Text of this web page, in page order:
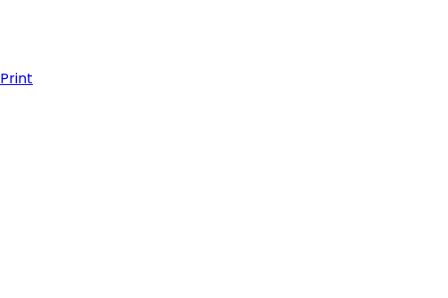
Print